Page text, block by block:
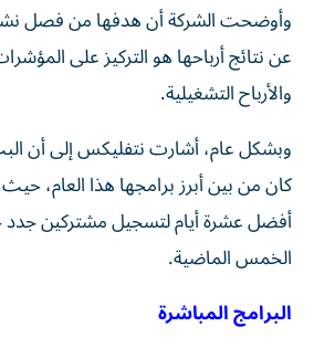
وأوضحت الشركة أن هدفها من فصل نشر
عن نتائج أرباحها هو التركيز على
والأرباح التشغيلية.
وبشكل عام، أشارت نتفليكس إلى أن
كان من بين أبرز برامجها هذا العام،
أفضل عشرة أيام لتسجيل مشتركين جدد
الخمس الماضية.
البرامج المباشرة